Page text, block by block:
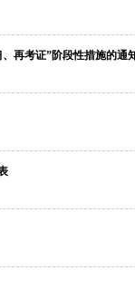
再考证”阶段性措施的通